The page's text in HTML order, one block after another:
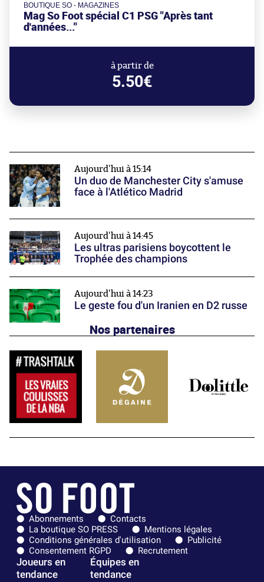
BOUTIQUE SO - MAGAZINES
Mag So Foot spécial C1 PSG "Après tant
d'années..."
à partir de
5.50€
Aujourd'hui à 15:14
Un duo de Manchester City s'amuse
face à l'Atlético Madrid
Aujourd'hui à 14:45
Les ultras parisiens boycottent le
Trophée des champions
Aujourd'hui à 14:23
Le geste fou d'un Iranien en D2 russe
Nos partenaires
Abonnements
Contacts
La boutique SO PRESS
Mentions légales
Conditions générales d'utilisation
Publicité
Consentement RGPD
Recrutement
Joueurs en
tendance
Équipes en
tendance